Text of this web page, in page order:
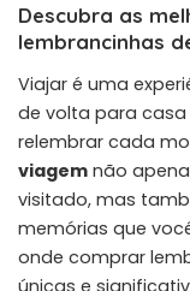
Descubra as
lembrancinhas
Viajar é uma
de volta para
relembrar cada
viagem não
visitado, mas
memórias que
onde comprar
únicas e